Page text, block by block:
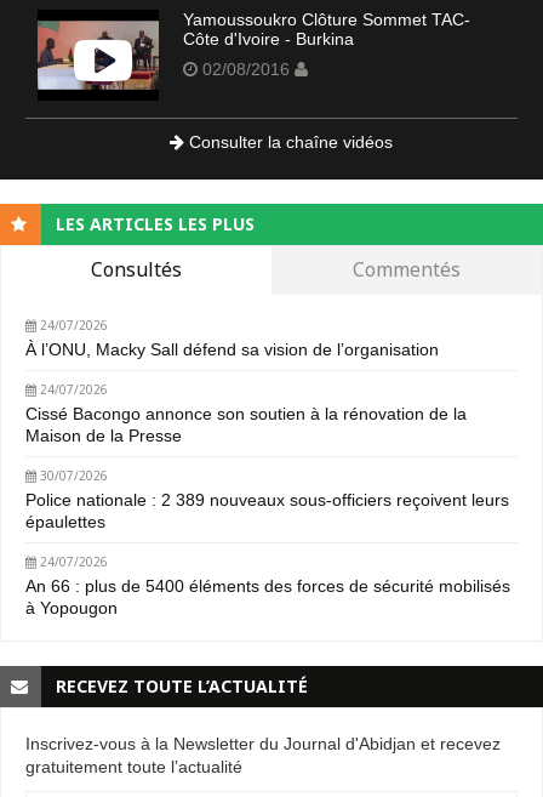
Yamoussoukro Clôture Sommet TAC-
Côte d'Ivoire - Burkina
02/08/2016
Consulter la chaîne vidéos
LES ARTICLES LES PLUS
Consultés Commentés
24/07/2026
À l’ONU, Macky Sall défend sa vision de l’organisation
24/07/2026
Cissé Bacongo annonce son soutien à la rénovation de la
Maison de la Presse
30/07/2026
Police nationale : 2 389 nouveaux sous-officiers reçoivent leurs
épaulettes
24/07/2026
An 66 : plus de 5400 éléments des forces de sécurité mobilisés
à Yopougon
RECEVEZ TOUTE L’ACTUALITÉ
Inscrivez-vous à la Newsletter du Journal d'Abidjan et recevez
gratuitement toute l’actualité